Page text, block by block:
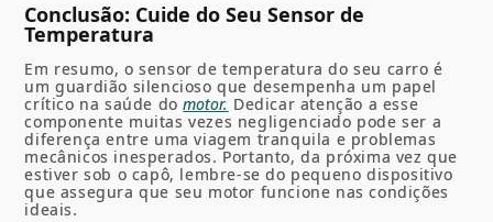
Conclusão: Cuide do Seu Sensor de
Temperatura
Em resumo, o sensor de temperatura do seu carro é
um guardião silencioso que desempenha um papel
crítico na saúde domotor. Dedicar atenção a esse
componente muitas vezes negligenciado pode ser a
diferença entre uma viagem tranquila e problemas
mecânicos inesperados. Portanto, da próxima vez que
estiver sob o capô, lembre-se do pequeno dispositivo
que assegura que seu motor funcione nas condições
ideais.